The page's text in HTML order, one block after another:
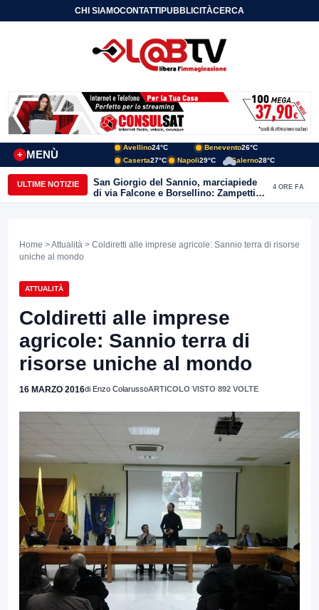
CHI SIAMOCONTATTIPUBBLICITÀCERCA
MENÙ
+
Avellino24°C Benevento26°C
Caserta27°C Napoli29°C Salerno28°C
ULTIME NOTIZIE
San Giorgio del Sannio, marciapiede
di via Falcone e Borsellino: Zampetti e
Lombardi replicano alle polemiche
4 ORE FA
Home >Attualità > Coldiretti alle imprese agricole: Sannio terra di risorse
uniche al mondo
ATTUALITÀ
Coldiretti alle imprese
agricole: Sannio terra di
risorse uniche al mondo
16 MARZO 2016di Enzo ColarussoARTICOLO VISTO 892 VOLTE